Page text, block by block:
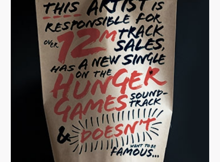
ÎI
OMOARĂ
PE
DAVID
GUETTA
SI
PARIS
HILTON